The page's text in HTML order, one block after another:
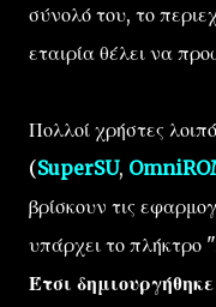
σύνολό του, το
εταιρία θέλει να
Πολλοί χρήστες
(SuperSU,
βρίσκουν τις
υπάρχει το
Έτσι